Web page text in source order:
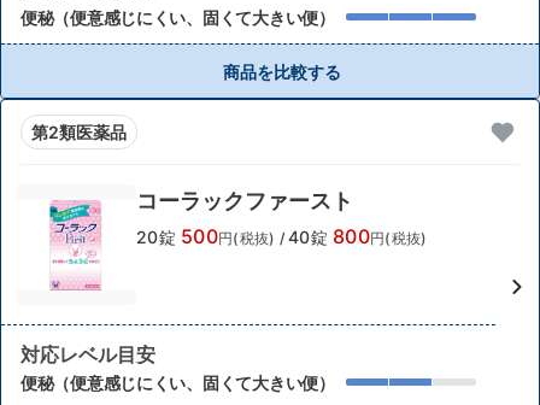
便秘（便意感じにくい、固くて大きい便）
商品を比較する
第2類医薬品
コーラックファースト
20錠 500円(税抜) / 40錠 800円(税抜)
対応レベル目安
便秘（便意感じにくい、固くて大きい便）